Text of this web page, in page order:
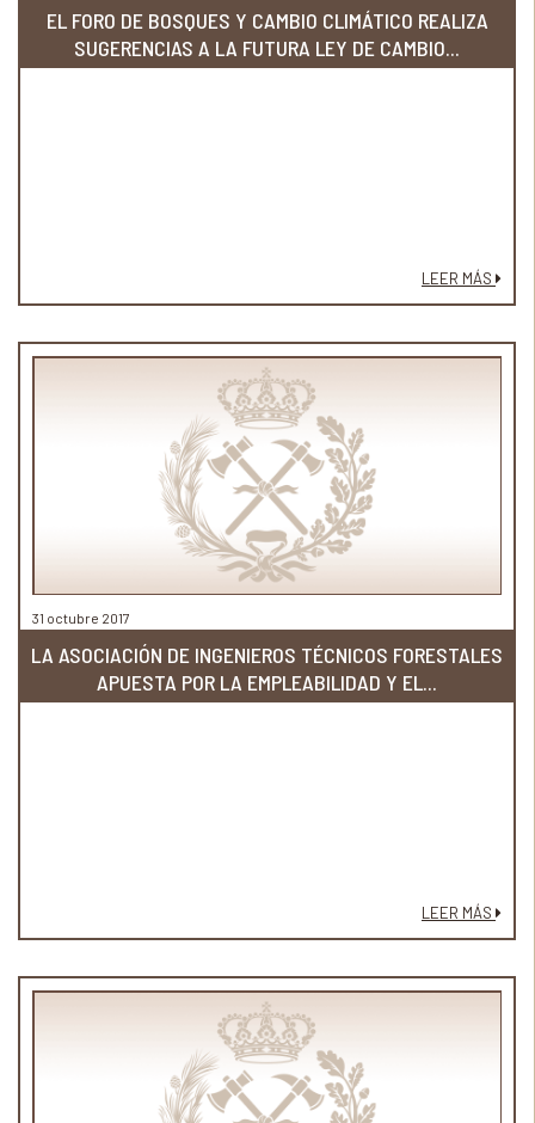
EL FORO DE BOSQUES Y CAMBIO CLIMÁTICO REALIZA
SUGERENCIAS A LA FUTURA LEY DE CAMBIO...
LEER MÁS
31 octubre 2017
LA ASOCIACIÓN DE INGENIEROS TÉCNICOS FORESTALES
APUESTA POR LA EMPLEABILIDAD Y EL...
LEER MÁS